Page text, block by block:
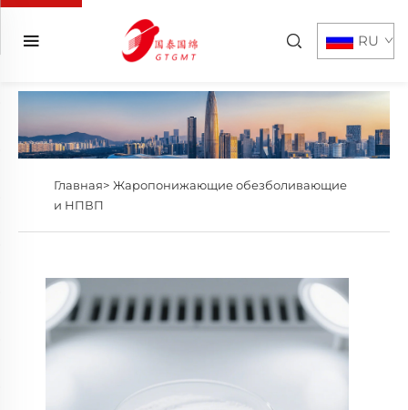
RU
Главная> Жаропонижающие обезболивающие
и НПВП